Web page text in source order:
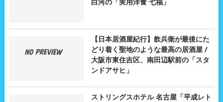
白河の「実用洋食 七福」
【日本居酒屋紀行】飲兵衛が最後にた
どり着く聖地のような最高の居酒屋 /
大阪市東住吉区、南田辺駅前の「スタ
ンドアサヒ」
ストリングスホテル 名古屋「平成レト